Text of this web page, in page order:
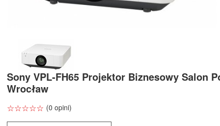
Sony VPL-FH65 Projektor Biznesowy Salon
Wrocław
☆☆☆☆☆
★★★★★ (0 opini)